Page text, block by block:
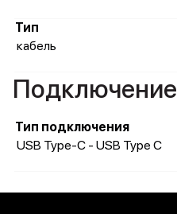
Тип
кабель
Подключение
Тип подключения
USB Type-C - USB Type C